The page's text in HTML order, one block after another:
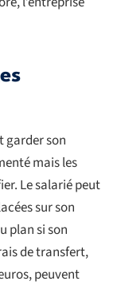
garder son
mais les
Le salarié peut
sur son
plan si son
de transfert,
peuvent